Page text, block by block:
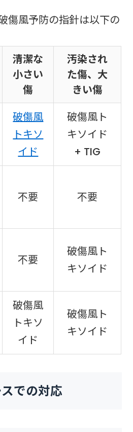
傷風予防の指針は以下の
清潔な
小さい
傷
汚染され
た傷、大
きい傷
破傷風
トキソ
イド
破傷風ト
キソイド
+ TIG
不要 不要
不要
破傷風ト
キソイド
破傷風
トキソ
イド
破傷風ト
キソイド
での対応